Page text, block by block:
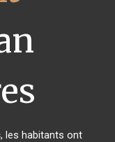
, les habitants ont